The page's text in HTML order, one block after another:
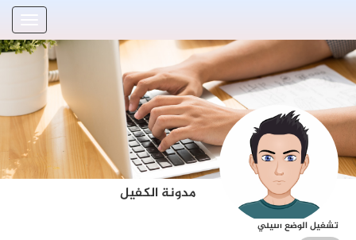
مدونة الكفيل
تشغيل الوضع الليلي